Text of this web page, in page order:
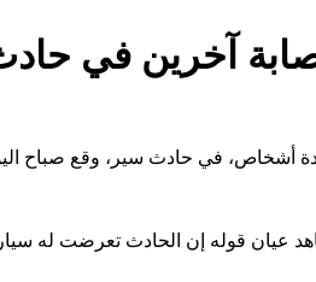
آخرين في